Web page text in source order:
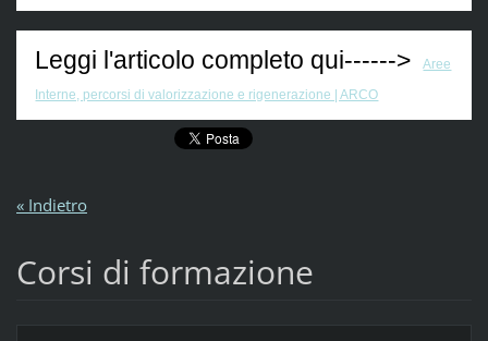
Leggi l'articolo completo qui------>
Aree
Interne, percorsi di valorizzazione e rigenerazione | ARCO
« Indietro
Corsi di formazione